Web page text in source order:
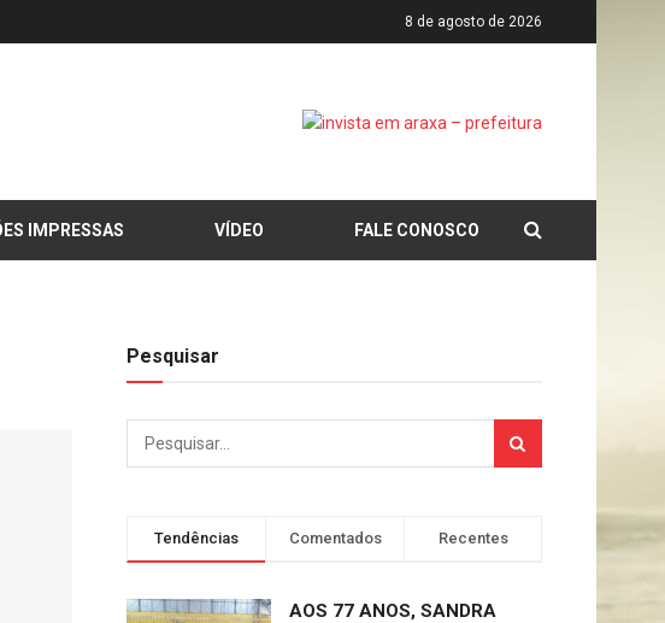
8 de agosto de 2026
IMPRESSAS VÍDEO FALE CONOSCO
Pesquisar
Tendências Comentados Recentes
AOS 77 ANOS, SANDRA